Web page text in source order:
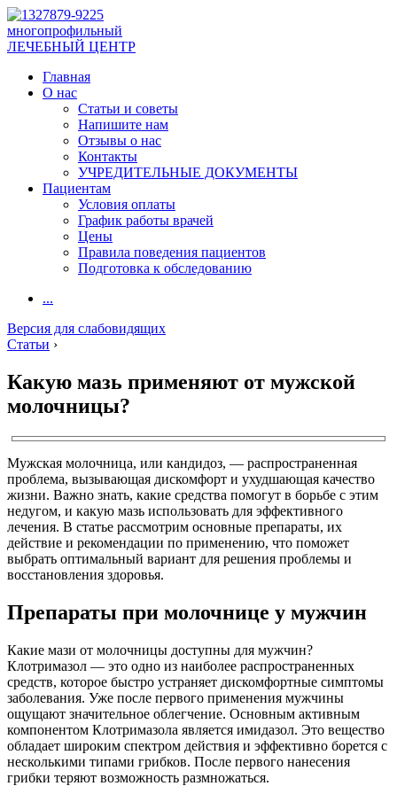
многопрофильный
ЛЕЧЕБНЫЙ ЦЕНТР
Главная
О нас
Статьи и советы
Напишите нам
Отзывы о нас
Контакты
УЧРЕДИТЕЛЬНЫЕ ДОКУМЕНТЫ
Пациентам
Условия оплаты
График работы врачей
Цены
Правила поведения пациентов
Подготовка к обследованию
...
Версия для слабовидящих
Статьи ›
Какую мазь применяют от мужской
молочницы?
Мужская молочница, или кандидоз, — распространенная
проблема, вызывающая дискомфорт и ухудшающая качество
жизни. Важно знать, какие средства помогут в борьбе с этим
недугом, и какую мазь использовать для эффективного
лечения. В статье рассмотрим основные препараты, их
действие и рекомендации по применению, что поможет
выбрать оптимальный вариант для решения проблемы и
восстановления здоровья.
Препараты при молочнице у мужчин
Какие мази от молочницы доступны для мужчин?
Клотримазол — это одно из наиболее распространенных
средств, которое быстро устраняет дискомфортные симптомы
заболевания. Уже после первого применения мужчины
ощущают значительное облегчение. Основным активным
компонентом Клотримазола является имидазол. Это вещество
обладает широким спектром действия и эффективно борется с
несколькими типами грибков. После первого нанесения
грибки теряют возможность размножаться.